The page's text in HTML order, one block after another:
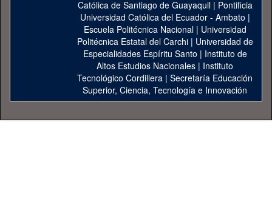
Católica de Santiago de Guayaquil| Pontificia
Universidad Católica del Ecuador - Ambato |
Escuela Politécnica Nacional| Universidad
Politécnica Estatal del Carchi| Universidad de
Especialidades Espíritu Santo | Instituto de
Altos Estudios Nacionales | Instituto
Tecnológico Cordillera | Secretaría Educación
Superior, Ciencia, Tecnología e Innovación